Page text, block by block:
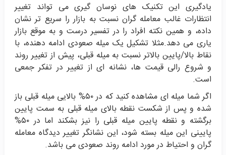
یادگیری این تکنیک های نوسان گیری می تواند تغییر
انتظارات غالب معامله گران نسبت به بازار را سریع تر نشان
داده، و همین نکته افراد را در تفسیر درست و به موقع بازار
یاری می دهد.مثلا تشکیل یک میله صعودی ادامه دهنده، با
نقاط بالا/پایین بالاتر نسبت به میله قبلی، پیش از تغییر روند
و شروع رالی قیمت ها، نشانه ای از تغییر در تفکر جمعی
است.
اگر شما میله ای مشاهده کنید که در ۵۰% بالایی میله قبلی باز
شده و پس از شکست نقطه بالای میله قبلی به سمت پایین
برگشته و نقطه پایین میله قبلی را نیز بشکند اما در ۵۰%
پایینی این میله بسته شود، این نشانگر تغییر دیدگاه معامله
گران و احتیاط در مورد ادامه روند صعودی می باشد.